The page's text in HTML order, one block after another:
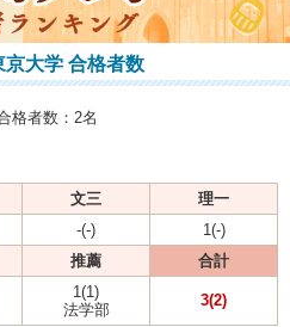
京大学 合格者数
格者数：2名
文三
理一
-(-)
1(-)
推薦 合計
1(1)
法学部
3(2)